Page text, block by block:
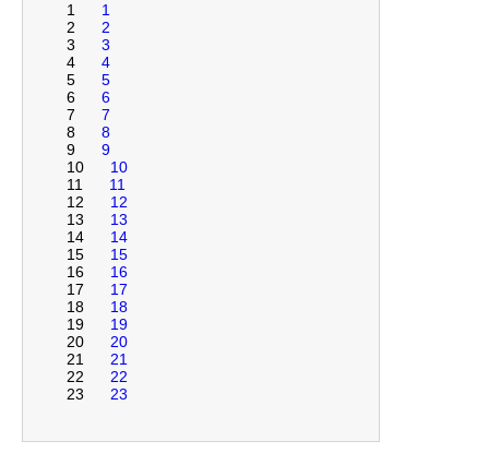
1
1
2
2
3
3
4
4
5
5
6
6
7
7
8
8
9
9
10
10
11
11
12
12
13
13
14
14
15
15
16
16
17
17
18
18
19
19
20
20
21
21
22
22
23
23